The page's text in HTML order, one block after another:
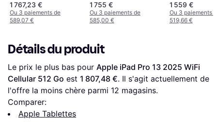
1 767,23 €
Ou 3 paiements de
589,07 €
1 755 €
Ou 3 paiements de
585,00 €
1 559 €
Ou 3 paiements
519,66 €
Détails du produit
Le prix le plus bas pour Apple iPad Pro 13 2025 WiFi
Cellular 512 Go est 1 807,48 €. Il s'agit actuellement de
l'offre la moins chère parmi 12 magasins.
Comparer:
Apple Tablettes